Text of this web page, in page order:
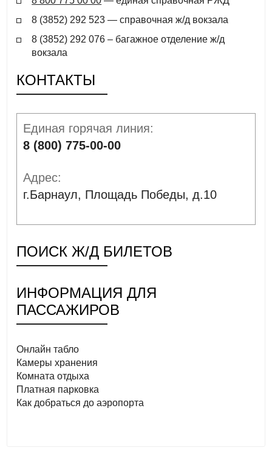
8 (3852) 292 523 — справочная ж/д вокзала
8 (3852) 292 076 – багажное отделение ж/д
вокзала
КОНТАКТЫ
Единая горячая линия:
8 (800) 775-00-00
Адрес:
г.Барнаул, Площадь Победы, д.10
ПОИСК Ж/Д БИЛЕТОВ
ИНФОРМАЦИЯ ДЛЯ
ПАССАЖИРОВ
Онлайн табло
Камеры хранения
Комната отдыха
Платная парковка
Как добраться до аэропорта